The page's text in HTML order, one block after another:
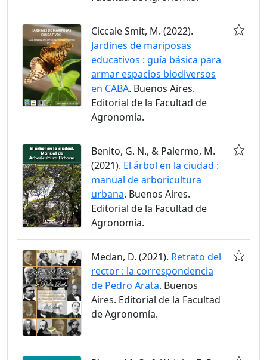
Ciccale Smit, M. (2022).
Jardines de mariposas
educativos : guía básica para
armar espacios biodiversos
en CABA. Buenos Aires.
Editorial de la Facultad de
Agronomía.
Benito, G. N., & Palermo, M.
(2021). El árbol en la ciudad :
manual de arboricultura
urbana. Buenos Aires.
Editorial de la Facultad de
Agronomía.
Medan, D. (2021). Retrato del
rector : la correspondencia
de Pedro Arata. Buenos
Aires. Editorial de la Facultad
de Agronomía.